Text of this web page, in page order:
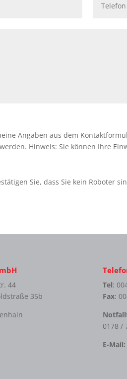
Angaben aus dem
Hinweis: Sie können Ihre
44
35b
Tel:
Fax:
0178 /
E-Mail: